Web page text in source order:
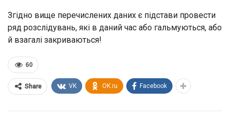
Згідно вище перечислених даних є підстави провести
ряд розслідувань, які в даний час або гальмуються, або
й взагалі закриваються!
60
Share VK OK.ru Facebook